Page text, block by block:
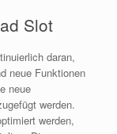
Slot
daran,
neue Funktionen
neue
werden.
werden,